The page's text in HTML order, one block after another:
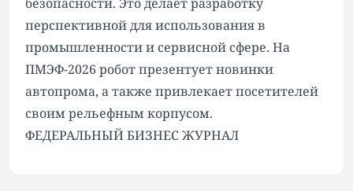
перспективной для использования в
промышленности и сервисной сфере. На
ПМЭФ-2026 робот презентует новинки
автопрома, а также привлекает посетителей
своим рельефным корпусом.
ФЕДЕРАЛЬНЫЙ БИЗНЕС ЖУРНАЛ